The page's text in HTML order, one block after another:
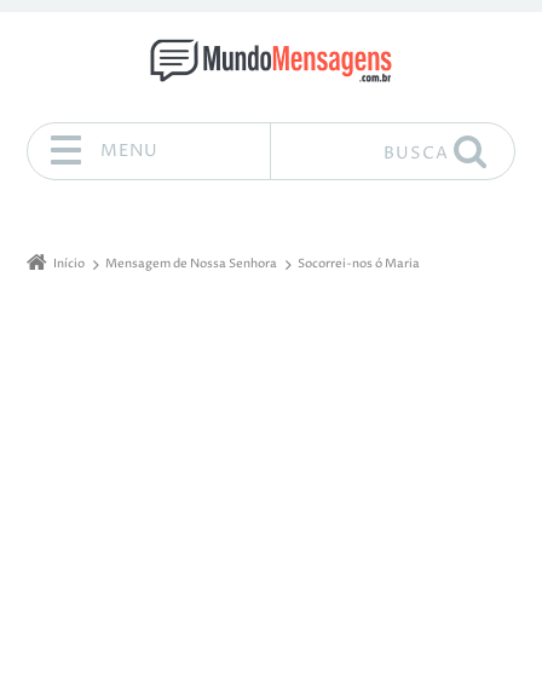
MENU BUSCA
Início Mensagem de Nossa Senhora Socorrei-nos ó Maria